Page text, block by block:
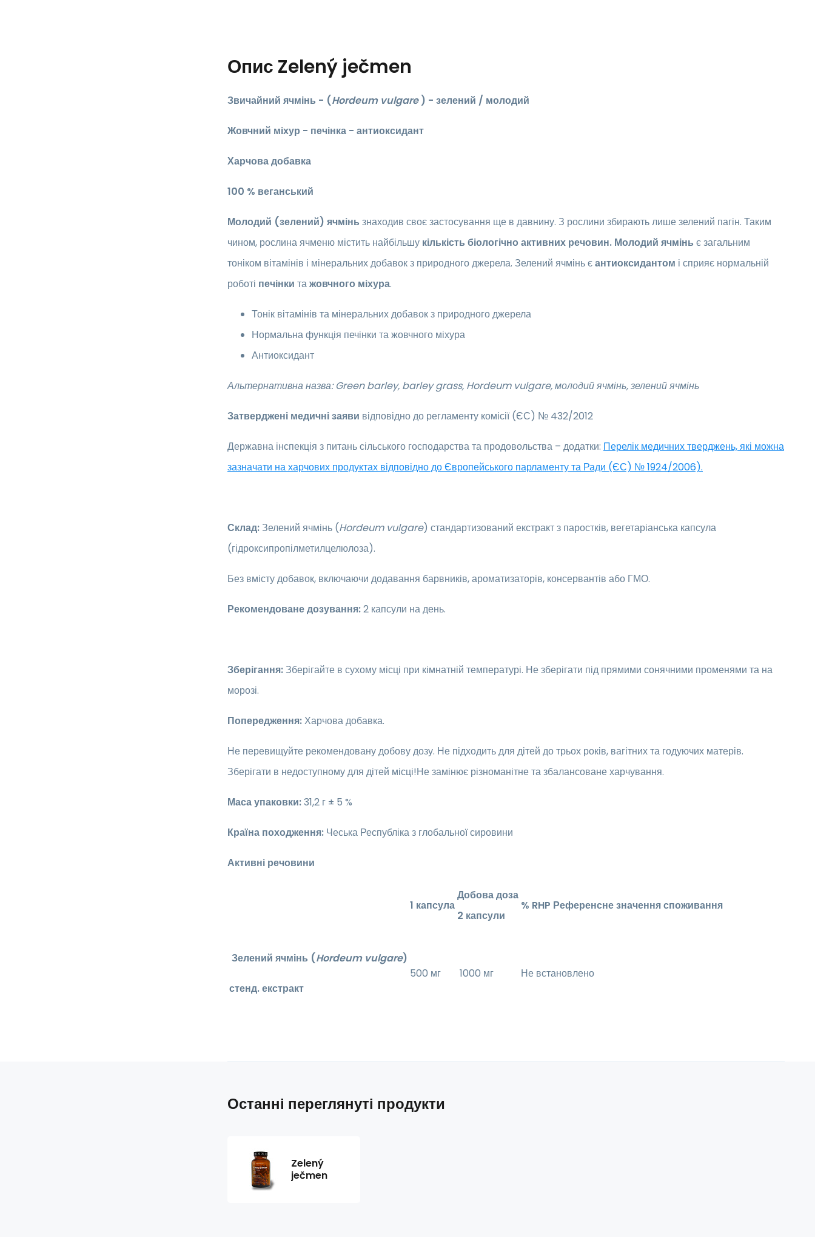
Опис Zelený ječmen
Звичайний ячмінь - (Hordeum vulgare) - зелений / молодий
Жовчний міхур - печінка - антиоксидант
Харчова добавка
100 % веганський
Молодий (зелений) ячмінь знаходив своє застосування ще в давнину. З рослини збирають лише зелений пагін. Таким
чином, рослина ячменю містить найбільшу кількість біологічно активних речовин. Молодий ячмінь є загальним
тоніком вітамінів і мінеральних добавок з природного джерела. Зелений ячмінь єантиоксидантом і сприяє нормальній
роботі печінки тажовчного міхура.
Тонік вітамінів та мінеральних добавок з природного джерела
Нормальна функція печінки та жовчного міхура
Антиоксидант
Альтернативна назва: Green barley, barley grass, Hordeum vulgare, молодий ячмінь, зелений ячмінь
Затверджені медичні заяви відповідно до регламенту комісії (ЄС) № 432/2012
Державна інспекція з питань сільського господарства та продовольства – додатки: Перелік медичних тверджень, які можна
зазначати на харчових продуктах відповідно до Європейського парламенту та Ради (ЄС) № 1924/2006).
Склад: Зелений ячмінь (Hordeum vulgare) стандартизований екстракт з паростків, вегетаріанська капсула
(гідроксипропілметилцелюлоза).
Без вмісту добавок, включаючи додавання барвників, ароматизаторів, консервантів або ГМО.
Рекомендоване дозування:2 капсули на день.
Зберігання: Зберігайте в сухому місці при кімнатній температурі. Не зберігати під прямими сонячними променями та на
морозі.
Попередження:Харчова добавка.
Не перевищуйте рекомендовану добову дозу. Не підходить для дітей до трьох років, вагітних та годуючих матерів.
Зберігати в недоступному для дітей місці!Не замінює різноманітне та збалансоване харчування.
Маса упаковки:31,2 г ± 5 %
Країна походження: Чеська Республіка з глобальної сировини
Активні речовини
1 капсула
Добова доза
2 капсули
% RHP Референсне значення споживання
Зелений ячмінь (Hordeum vulgare)
стенд. екстракт
500 мг 1000 мг Не встановлено
Останні переглянуті продукти
Zelený
ječmen